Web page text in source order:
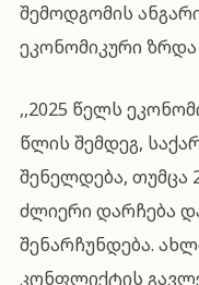
შემოდგომის
ეკონომიკური ზრდა
,,2025 წელს
წლის შემდეგ,
შენელდება, თუმცა
ძლიერი დარჩება
შენარჩუნდება.
კონფლიქტის